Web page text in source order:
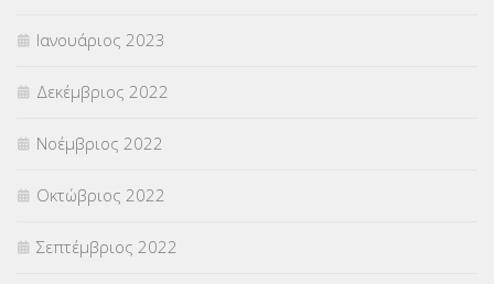
Ιανουάριος 2023
Δεκέμβριος 2022
Νοέμβριος 2022
Οκτώβριος 2022
Σεπτέμβριος 2022